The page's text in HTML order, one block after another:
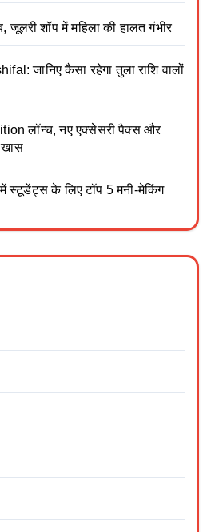
जूलरी शॉप में महिला की हालत गंभीर
जानिए कैसा रहेगा तुला राशि वालों
लॉन्च, नए एक्सेसरी पैक्स और
खास
स्टूडेंट्स के लिए टॉप 5 मनी-मेकिंग